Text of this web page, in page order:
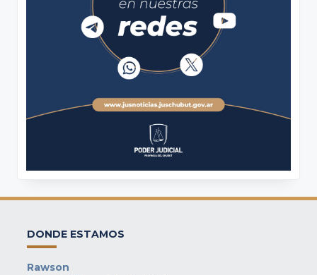
DONDE ESTAMOS
Rawson